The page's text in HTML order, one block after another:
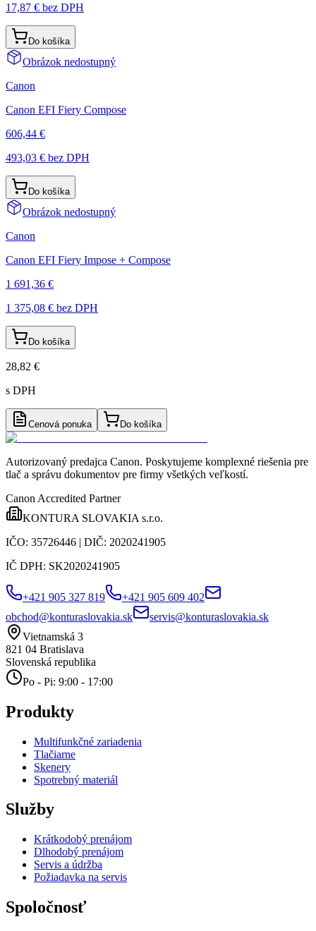
17,87 € bez DPH
Do košíka
Obrázok nedostupný
Canon
Canon EFI Fiery Compose
606,44 €
493,03 € bez DPH
Do košíka
Obrázok nedostupný
Canon
Canon EFI Fiery Impose + Compose
1 691,36 €
1 375,08 € bez DPH
Do košíka
28,82 €
s DPH
Cenová ponuka Do košíka
Autorizovaný predajca Canon. Poskytujeme komplexné riešenia pre
tlač a správu dokumentov pre firmy všetkých veľkostí.
Canon Accredited Partner
KONTURA SLOVAKIA s.r.o.
IČO: 35726446 | DIČ: 2020241905
IČ DPH: SK2020241905
+421 905 327 819
+421 905 609 402
obchod@konturaslovakia.sk
servis@konturaslovakia.sk
Vietnamská 3
821 04 Bratislava
Slovenská republika
Po - Pi: 9:00 - 17:00
Produkty
Multifunkčné zariadenia
Tlačiarne
Skenery
Spotrebný materiál
Služby
Krátkodobý prenájom
Dlhodobý prenájom
Servis a údržba
Požiadavka na servis
Spoločnosť